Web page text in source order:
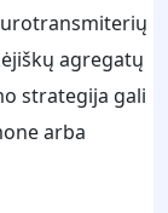
agregatų
strategija gali
arba